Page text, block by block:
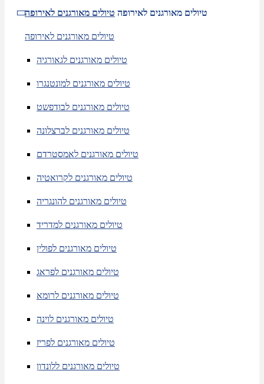
טיולים מאורגנים לאירופה טיולים מאורגנים לאירופה
טיולים מאורגנים לאירופה
טיולים מאורגנים לגאורגיה
טיולים מאורגנים למונטנגרו
טיולים מאורגנים לבודפשט
טיולים מאורגנים לברצלונה
טיולים מאורגנים לאמסטרדם
טיולים מאורגנים לקרואטיה
טיולים מאורגנים להונגריה
טיולים מאורגנים למדריד
טיולים מאורגנים לפולין
טיולים מאורגנים לפראג
טיולים מאורגנים לרומא
טיולים מאורגנים לוינה
טיולים מאורגנים לפריז
טיולים מאורגנים ללונדון